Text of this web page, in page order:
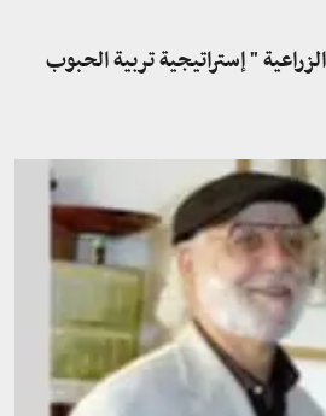
" إستراتيجية تربية الحبوب